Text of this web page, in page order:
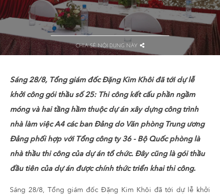
CHIA SẺ NỘI DUNG NÀY
Sáng 28/8, Tổng giám đốc Đặng Kim Khôi đã tới dự lễ
khởi công gói thầu số 25: Thi công kết cấu phần ngầm
móng và hai tầng hầm thuộc dự án xây dựng công trình
nhà làm việc A4 các ban Đảng do Văn phòng Trung ương
Đảng phối hợp với Tổng công ty 36 - Bộ Quốc phòng là
nhà thầu thi công của dự án tổ chức. Đây cũng là gói thầu
đầu tiên của dự án được chính thức triển khai thi công.
Sáng 28/8, Tổng giám đốc Đặng Kim Khôi đã tới dự lễ khởi